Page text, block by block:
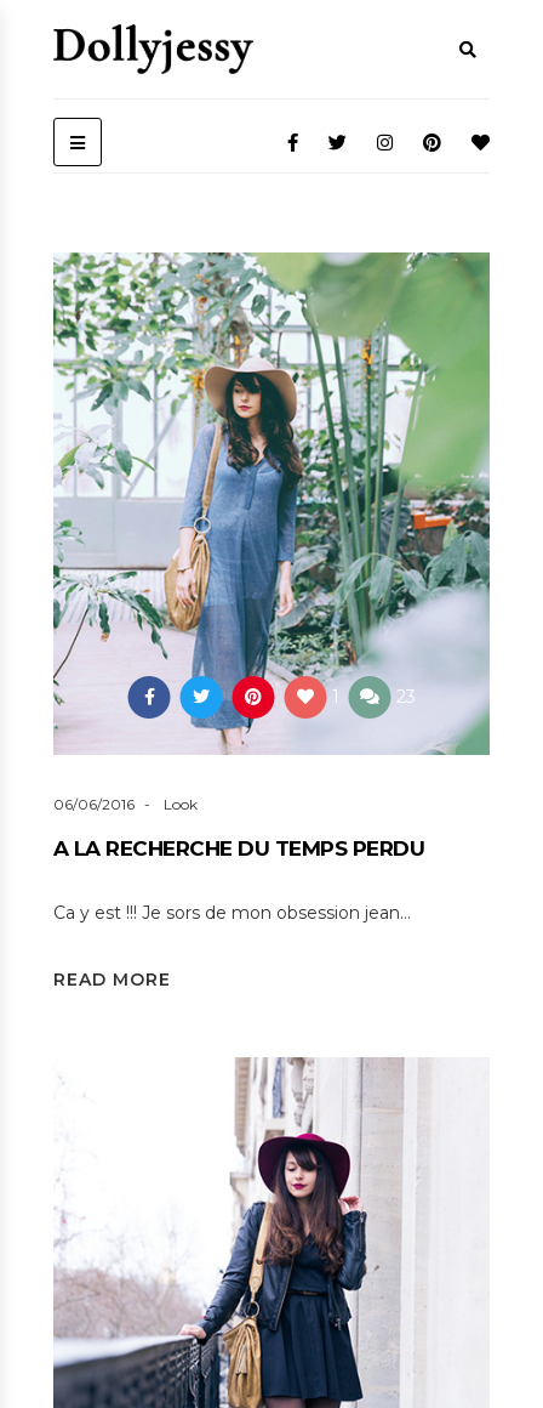
1 23
06/06/2016 Look
A LA RECHERCHE DU TEMPS PERDU
Ca y est !!! Je sors de mon obsession jean…
READ MORE